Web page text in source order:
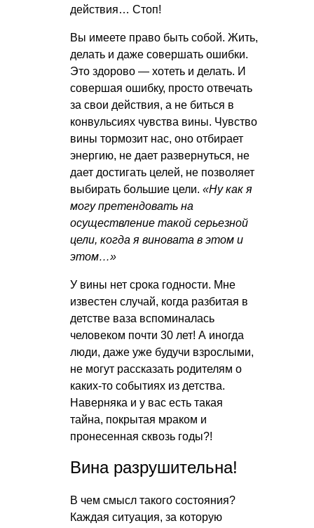
действия… Стоп!
Вы имеете право быть собой. Жить,
делать и даже совершать ошибки.
Это здорово — хотеть и делать. И
совершая ошибку, просто отвечать
за свои действия, а не биться в
конвульсиях чувства вины. Чувство
вины тормозит нас, оно отбирает
энергию, не дает развернуться, не
дает достигать целей, не позволяет
выбирать большие цели. «Ну как я
могу претендовать на
осуществление такой серьезной
цели, когда я виновата в этом и
этом…»
У вины нет срока годности. Мне
известен случай, когда разбитая в
детстве ваза вспоминалась
человеком почти 30 лет! А иногда
люди, даже уже будучи взрослыми,
не могут рассказать родителям о
каких-то событиях из детства.
Наверняка и у вас есть такая
тайна, покрытая мраком и
пронесенная сквозь годы?!
Вина разрушительна!
В чем смысл такого состояния?
Каждая ситуация, за которую